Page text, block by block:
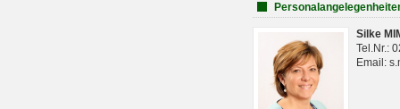
Silke
Tel.Nr.:
Email: